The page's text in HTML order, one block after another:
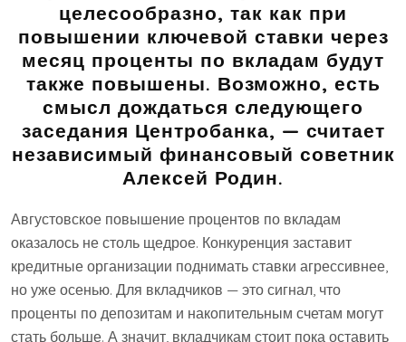
целесообразно, так как при
повышении ключевой ставки через
месяц проценты по вкладам будут
также повышены. Возможно, есть
смысл дождаться следующего
заседания Центробанка, — считает
независимый финансовый советник
Алексей Родин.
Августовское повышение процентов по вкладам
оказалось не столь щедрое. Конкуренция заставит
кредитные организации поднимать ставки агрессивнее,
но уже осенью. Для вкладчиков — это сигнал, что
проценты по депозитам и накопительным счетам могут
стать больше. А значит, вкладчикам стоит пока оставить